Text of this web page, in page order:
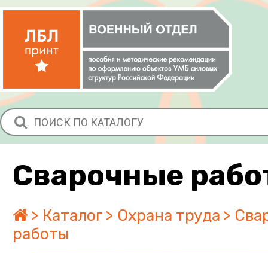
Сварочные
Каталог Охрана труда
работы